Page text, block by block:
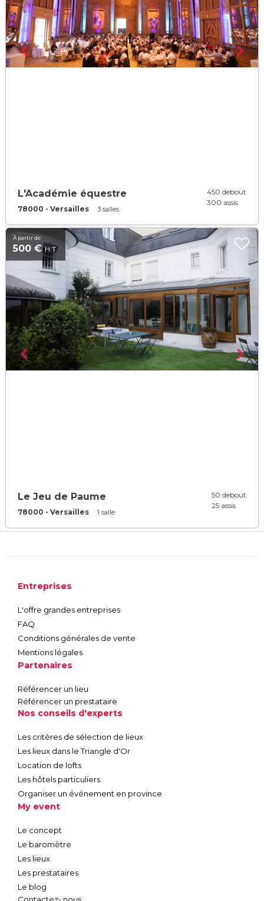
L'Académie équestre
78000 - Versailles 3 salles
450 debout
300 assis
À partir de
500 €H.T
Le Jeu de Paume
78000 - Versailles 1 salle
50 debout
25 assis
Entreprises
L'offre grandes entreprises
FAQ
Conditions générales de vente
Mentions légales
Partenaires
Référencer un lieu
Référencer un prestataire
Nos conseils d'experts
Les critères de sélection de lieux
Les lieux dans le Triangle d'Or
Location de lofts
Les hôtels particuliers
Organiser un événement en province
My event
Le concept
Le baromètre
Les lieux
Les prestataires
Le blog